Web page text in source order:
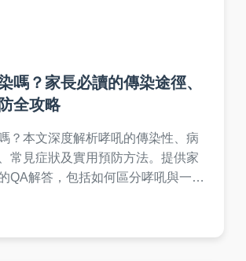
嗎？家長必讀的傳染途徑、
全攻略
？本文深度解析哮吼的傳染性、病
常見症狀及實用預防方法。提供家
QA解答，包括如何區分哮吼與一般